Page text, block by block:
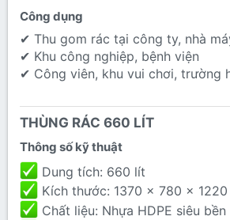
Công dụng​
✔ Thu gom rác tại công ty, nhà
✔ Khu công nghiệp, bệnh viện
✔ Công viên, khu vui chơi, trường
THÙNG RÁC 660 LÍT​
Thông số kỹ thuật​
Dung tích: 660 lít
Kích thước: 1370 x 780 x 1220
Chất liệu: Nhựa HDPE siêu bền